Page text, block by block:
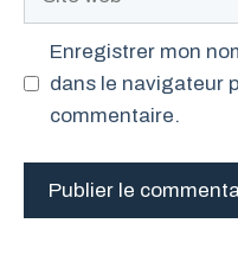
Enregistrer mon
dans le navigateur
commentaire.